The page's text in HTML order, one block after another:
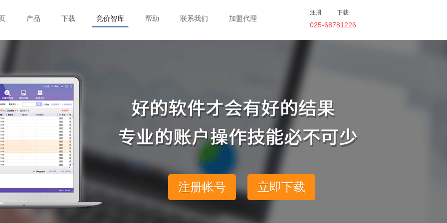
产品 下载 竞价智库 帮助 联系我们 加盟代理
注册 下载
025-68781226
注册帐号 立即下载